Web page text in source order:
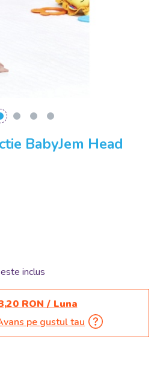
BabyJem Head
inclus
RON / Luna
pe gustul tau